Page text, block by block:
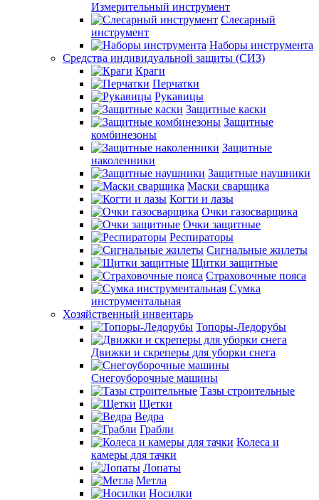
Измерительный инструмент
Слесарный
инструмент
Наборы инструмента
Средства индивидуальной защиты (СИЗ)
Краги
Перчатки
Рукавицы
Защитные каски
Защитные
комбинезоны
Защитные
наколенники
Защитные наушники
Маски сварщика
Когти и лазы
Очки газосварщика
Очки защитные
Респираторы
Сигнальные жилеты
Щитки защитные
Страховочные пояса
Сумка
инструментальная
Хозяйственный инвентарь
Топоры-Ледорубы
Движки и скреперы для уборки снега
Снегоуборочные машины
Тазы строительные
Щетки
Ведра
Грабли
Колеса и
камеры для тачки
Лопаты
Метла
Носилки